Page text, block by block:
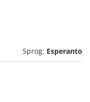
Sprog: Esperanto